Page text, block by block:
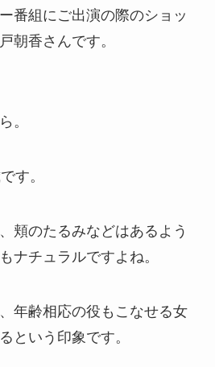
番組にご出演の際のショッ
朝香さんです。
。
す。
頬のたるみなどはあるよう
ナチュラルですよね。
年齢相応の役もこなせる女
という印象です。